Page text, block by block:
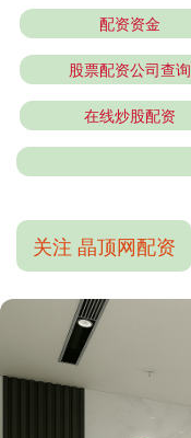
配资资金
股票配资公司查询
在线炒股配资
关注 晶顶网配资